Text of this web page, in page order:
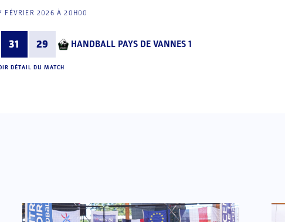
FÉVRIER 2026 À 20H00
31 29 HANDBALL PAYS DE VANNES 1
DÉTAIL DU MATCH